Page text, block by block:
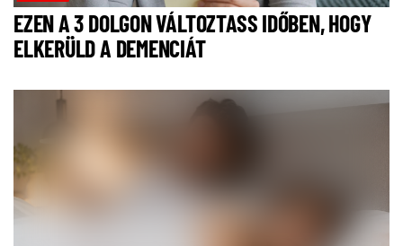
EZEN A 3 DOLGON VÁLTOZTASS IDŐBEN, HOGY
ELKERÜLD A DEMENCIÁT